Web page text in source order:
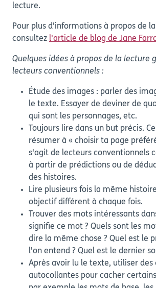
lecture.
Pour plus d'informations à propos de
consultez l'article de blog de Jane
Quelques idées à propos de la lecture
lecteurs conventionnels :
Étude des images : parler des
le texte. Essayer de deviner de
qui sont les personnages, etc.
Toujours lire dans un but précis.
résumer à « choisir ta page
s'agit de lecteurs conventionnels
à partir de prédictions ou de
des histoires.
Lire plusieurs fois la même
objectif différent à chaque fois.
Trouver des mots intéressants
signifie ce mot ? Quels sont les
dire la même chose ? Quel est le
l'on entend ? Quel est le dernier
Après avoir lu le texte, utiliser
autocollantes pour cacher